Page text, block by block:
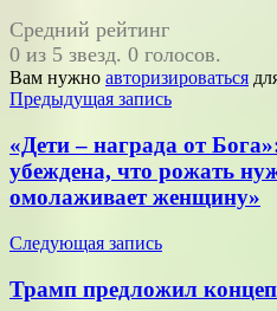
Средний рейтинг
0 из 5 звезд. 0 голосов.
Вам нужно авторизироваться
Навигация
по
записям
Предыдущая запись
«Дети – награда от
убеждена, что рожать
омолаживает женщину»
Следующая запись
Трамп предложил